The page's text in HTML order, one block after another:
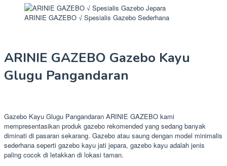
ARINIE GAZEBO √ Spesialis Gazebo Sederhana
ARINIE GAZEBO Gazebo Kayu
Glugu Pangandaran
Gazebo Kayu Glugu Pangandaran ARINIE GAZEBO kami
mempresentasikan produk gazebo rekomended yang sedang banyak
diminati di pasaran sekarang. Gazebo atau saung dengan model minimalis
sederhana seperti gazebo kayu jati jepara, gazebo kayu adalah jenis
paling cocok di letakkan di lokasi taman.